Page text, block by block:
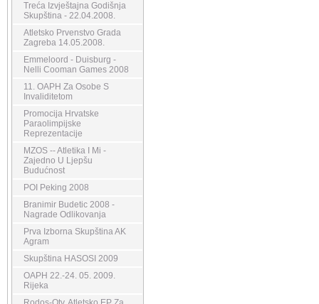
Treća Izvještajna Godišnja
Skupština - 22.04.2008.
Atletsko Prvenstvo Grada
Zagreba 14.05.2008.
Emmeloord - Duisburg -
Nelli Cooman Games 2008
11. OAPH Za Osobe S
Invaliditetom
Promocija Hrvatske
Paraolimpijske
Reprezentacije
MZOS -- Atletika I Mi -
Zajedno U Ljepšu
Budućnost
POI Peking 2008
Branimir Budetic 2008 -
Nagrade Odlikovanja
Prva Izborna Skupština AK
Agram
Skupština HASOSI 2009
OAPH 22.-24. 05. 2009.
Rijeka